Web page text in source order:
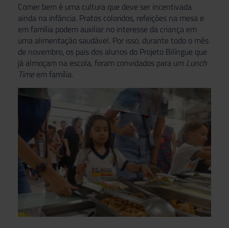
Comer bem é uma cultura que deve ser incentivada
ainda na infância. Pratos coloridos, refeições na mesa e
em família podem auxiliar no interesse da criança em
uma alimentação saudável. Por isso, durante todo o mês
de novembro, os pais dos alunos do Projeto Bilíngue que
já almoçam na escola, foram convidados para um Lunch
Timeem família.